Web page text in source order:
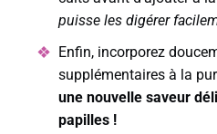
puisse les digérer
Enfin, incorporez
supplémentaires à la
une nouvelle saveur
papilles !